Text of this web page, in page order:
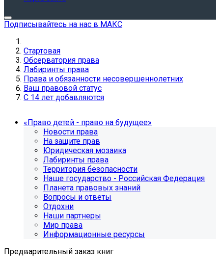
Подписывайтесь на нас в МАКС
Стартовая
Обсерватория права
Лабиринты права
Права и обязанности несовершеннолетних
Ваш правовой статус
С 14 лет добавляются
«Право детей - право на будущее»
Новости права
На защите прав
Юридическая мозаика
Лабиринты права
Территория безопасности
Наше государство - Российская Федерация
Планета правовых знаний
Вопросы и ответы
Отдохни
Наши партнеры
Мир права
Информационные ресурсы
Предварительный заказ книг